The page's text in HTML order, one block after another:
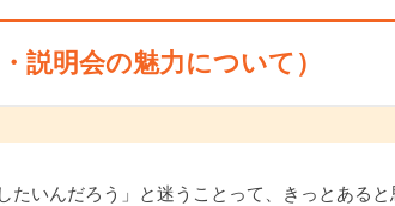
説明会の魅力について）
たいんだろう」と迷うことって、きっとある